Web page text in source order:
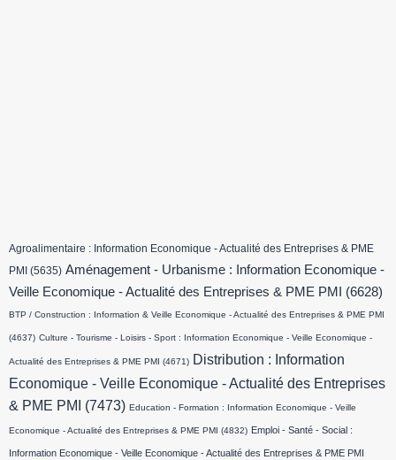
Agroalimentaire : Information Economique - Actualité des Entreprises & PME
PMI (5635) Aménagement - Urbanisme : Information Economique -
Veille Economique - Actualité des Entreprises & PME PMI
(6628)
BTP / Construction : Information & Veille Economique - Actualité des Entreprises & PME PMI
(4637) Culture - Tourisme - Loisirs - Sport : Information Economique - Veille Economique -
Actualité des Entreprises & PME PMI (4671) Distribution : Information
Economique - Veille Economique - Actualité des Entreprises
& PME PMI
(7473) Education - Formation : Information Economique - Veille
Economique - Actualité des Entreprises & PME PMI (4832) Emploi - Santé - Social :
Information Economique - Veille Economique - Actualité des Entreprises & PME PMI